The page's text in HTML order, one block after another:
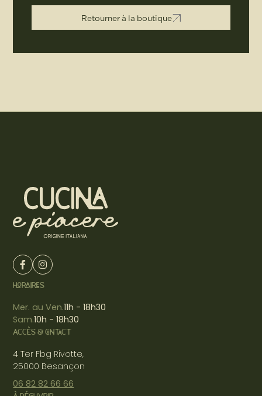
Retourner à la boutique
ACCÈS & CONTACT
4 Ter Fbg Rivotte,
25000 Besançon
06 82 82 66 66
HORAIRES
Mer. au Ven.11h - 18h30
Sam.10h - 18h30